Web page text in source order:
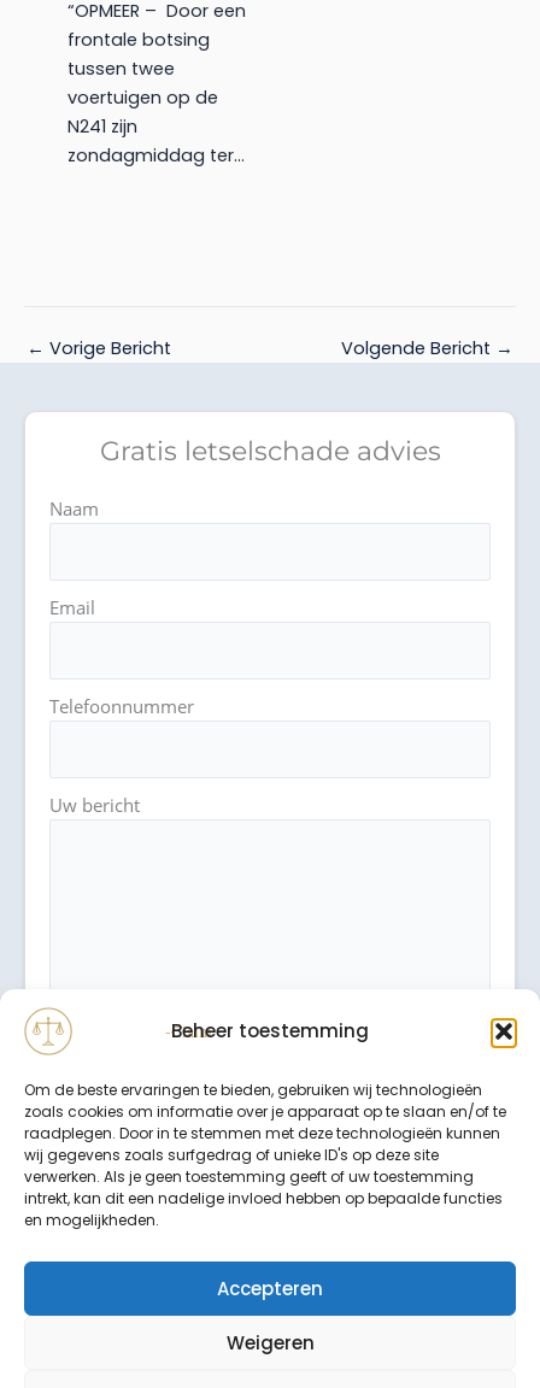
Beheer toestemming
Om de beste ervaringen te bieden, gebruiken wij technologieën
zoals cookies om informatie over je apparaat op te slaan en/of te
raadplegen. Door in te stemmen met deze technologieën kunnen
wij gegevens zoals surfgedrag of unieke ID's op deze site
verwerken. Als je geen toestemming geeft of uw toestemming
intrekt, kan dit een nadelige invloed hebben op bepaalde functies
en mogelijkheden.
Accepteren
Weigeren
“OPMEER – Door een
frontale botsing
tussen twee
voertuigen op de
N241 zijn
zondagmiddag ter…
← Vorige Bericht Volgende Bericht →
Gratis letselschade advies
Naam
Email
Telefoonnummer
Uw bericht
Binnen 24 uur wordt er contact met u opgenomen.